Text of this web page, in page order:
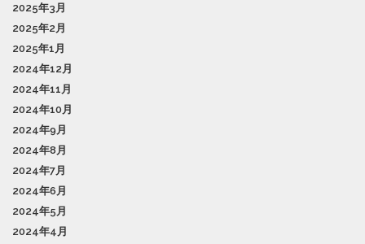
2025年3月
2025年2月
2025年1月
2024年12月
2024年11月
2024年10月
2024年9月
2024年8月
2024年7月
2024年6月
2024年5月
2024年4月